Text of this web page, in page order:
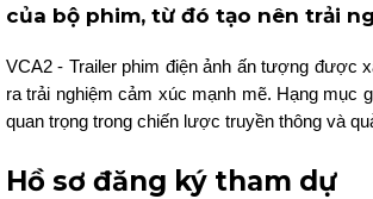
của bộ phim, từ đó tạo nên trải
VCA2 - Trailer phim điện ảnh ấn tượng được
ra trải nghiệm cảm xúc mạnh mẽ. Hạng mục
quan trọng trong chiến lược truyền thông và
Hồ sơ đăng ký tham dự